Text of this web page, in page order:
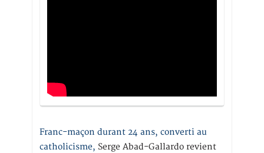
Franc-maçon durant 24 ans, converti au
catholicisme, Serge Abad-Gallardo revient